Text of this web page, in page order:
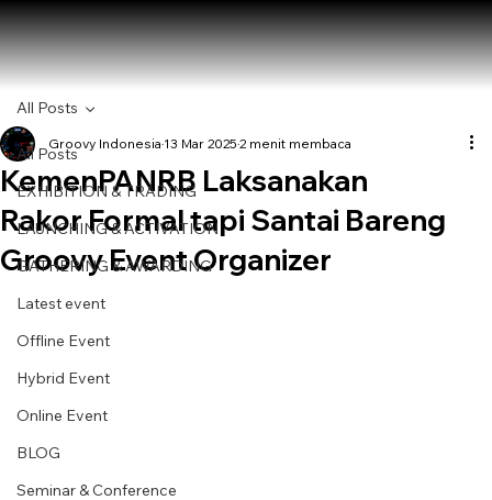
All Posts
EXHIBITION & TRADING
LAUNCHING & ACTIVATION
GATHERING & AWARDING
Latest event
Offline Event
Hybrid Event
Online Event
BLOG
Seminar & Conference
All Posts
KemenPANRB Laksanakan
Rakor Formal tapi Santai Bareng
Groovy Event Organizer
Groovy Indonesia 13 Mar 2025 2 menit membaca